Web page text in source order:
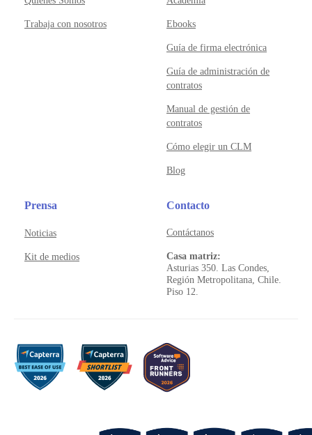
Trabaja con nosotros Ebooks
Guía de firma electrónica
Guía de administración de
contratos
Manual de gestión de
contratos
Cómo elegir un CLM
Blog
Prensa
Noticias
Kit de medios
Contacto
Contáctanos
Casa matriz:
Asturias 350. Las Condes,
Región Metropolitana, Chile.
Piso 12.